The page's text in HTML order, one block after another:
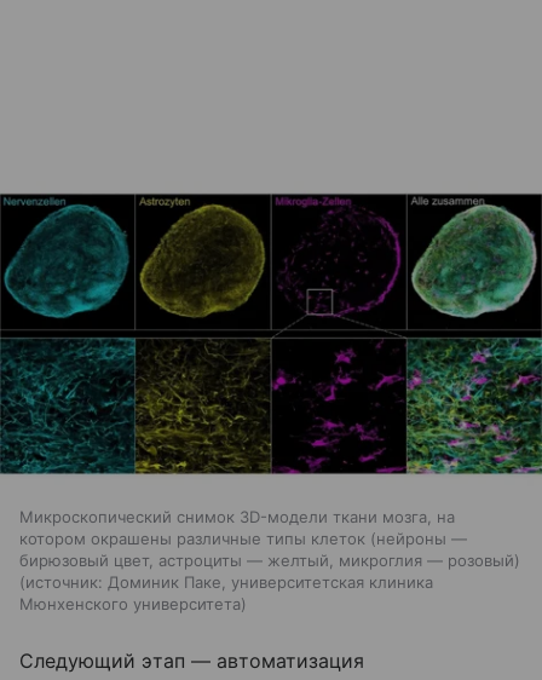
Микроскопический снимок 3D-модели ткани мозга, на
котором окрашены различные типы клеток (нейроны —
бирюзовый цвет, астроциты — желтый, микроглия — розовый)
источник: Доминик Паке, университетская клиника
Мюнхенского университета
Следующий этап — автоматизация